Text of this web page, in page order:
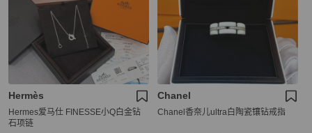
Hermès
Hermes爱马仕 FINESSE小Q白金钻
石项链
Chanel
Chanel香奈儿ultra白陶瓷镶钻戒指